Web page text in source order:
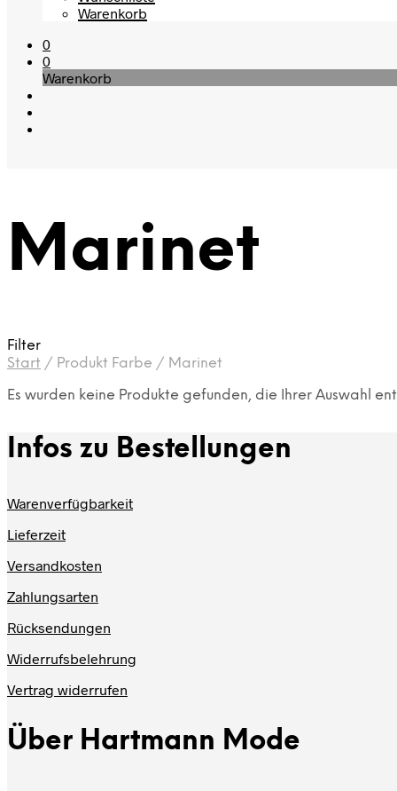
Warenkorb
0
0
Warenkorb
Marinet
Filter
Start / Produkt Farbe / Marinet
Es wurden keine Produkte gefunden, die Ihrer Auswahl
Infos zu Bestellungen
Warenverfügbarkeit
Lieferzeit
Versandkosten
Zahlungsarten
Rücksendungen
Widerrufsbelehrung
Vertrag widerrufen
Über Hartmann Mode